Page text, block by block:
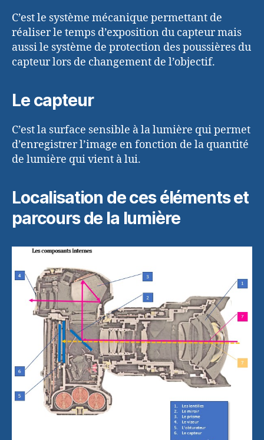
C’est le système mécanique permettant de
réaliser le temps d’exposition du capteur mais
aussi le système de protection des poussières du
capteur lors de changement de l’objectif.
Le capteur
C’est la surface sensible à la lumière qui permet
d’enregistrer l’image en fonction de la quantité
de lumière qui vient à lui.
Localisation de ces éléments et
parcours de la lumière